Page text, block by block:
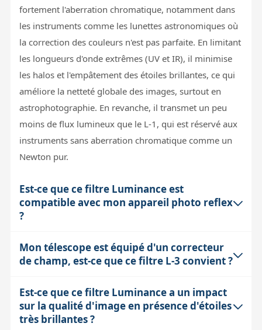
fortement l'aberration chromatique, notamment dans
les instruments comme les lunettes astronomiques où
la correction des couleurs n'est pas parfaite. En limitant
les longueurs d'onde extrêmes (UV et IR), il minimise
les halos et l'empâtement des étoiles brillantes, ce qui
améliore la netteté globale des images, surtout en
astrophotographie. En revanche, il transmet un peu
moins de flux lumineux que le L-1, qui est réservé aux
instruments sans aberration chromatique comme un
Newton pur.
Est-ce que ce filtre Luminance est
compatible avec mon appareil photo reflex
?
Oui, les filtres L-3 Astronomik sont disponibles en
montures clips spécifiques pour de nombreux modèles
Sony, Pentax, etc.). Il suffit de choisir la monture
adaptée à votre boîtier. Le filtre est parafocal avec les
Mon télescope est équipé d'un correcteur
de champ, est-ce que ce filtre L-3 convient ?
Le filtre L-3 est conçu principalement pour les
instruments avec une correction chromatique
imparfaite, typiquement les lunettes. Si votre télescope
Est-ce que ce filtre Luminance a un impact
sur la qualité d'image en présence d'étoiles
très brillantes ?